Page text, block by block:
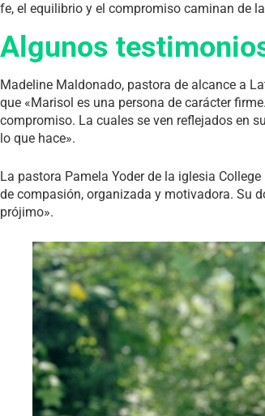
fe, el equilibrio y el compromiso caminan de
Algunos
Madeline Maldonado, pastora de alcance a
que «Marisol es una persona de carácter
compromiso. La cuales se ven reflejados en
lo que hace».
La pastora Pamela Yoder de la iglesia
de compasión, organizada y motivadora. Su
prójimo».